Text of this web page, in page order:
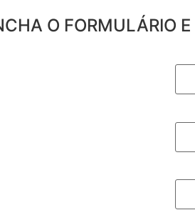
O FORMULÁRIO